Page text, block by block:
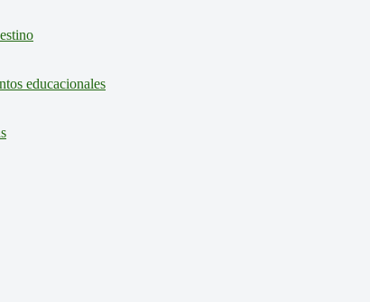
educacionales